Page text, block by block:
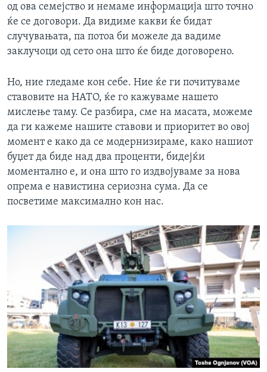
од ова семејство и немаме информација што точно
ќе се договори. Да видиме какви ќе бидат
случувањата, па потоа би можеле да вадиме
заклучоци од сето она што ќе биде договорено.
Но, ние гледаме кон себе. Ние ќе ги почитуваме
ставовите на НАТО, ќе го кажуваме нашето
мислење таму. Се разбира, сме на масата, можеме
да ги кажеме нашите ставови и приоритет во овој
момент е како да се модернизираме, како нашиот
буџет да биде над два проценти, бидејќи
моментално е, и она што го издвојуваме за нова
опрема е навистина сериозна сума. Да се
посветиме максимално кон нас.